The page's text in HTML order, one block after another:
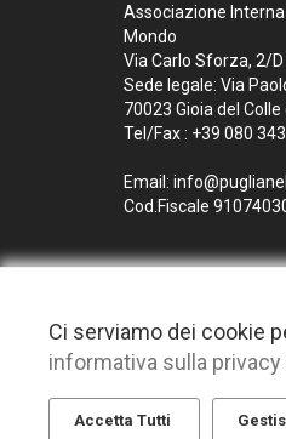
Associazione
Mondo
Via Carlo Sforza, 2/D
Sede legale: Via
70023 Gioia del Colle
Tel/Fax : +39 080
Email:
Cod.Fiscale
© 2026 Copyright
Ci serviamo dei cookie
informativa sulla
Accetta Tutti
Questo plugin utilizza cookie per